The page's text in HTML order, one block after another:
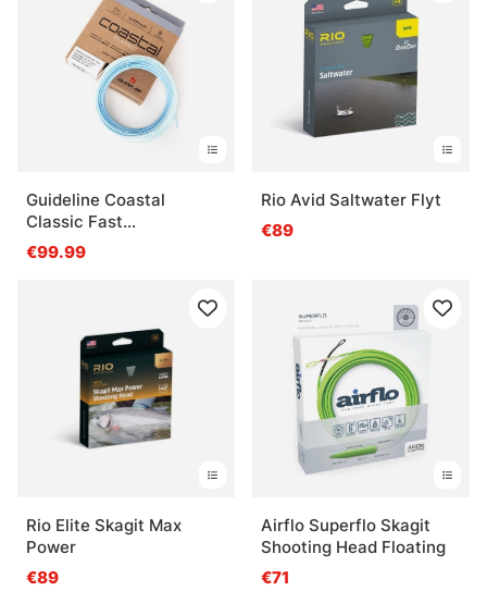
Guideline Coastal
Classic Fast
Intermediate
€99.99
Rio Avid Saltwater Flyt
€89
Rio Elite Skagit Max
Power
€89
Airflo Superflo Skagit
Shooting Head Floating
€71